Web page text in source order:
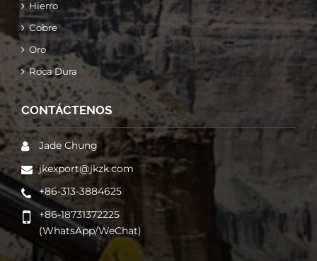
Hierro
Cobre
Oro
Roca Dura
CONTÁCTENOS
Jade Chung
jkexport@jkzk.com
+86-313-3884625
+86-18731372225
(WhatsApp/WeChat)